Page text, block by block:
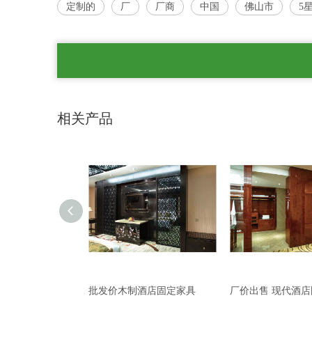
定制的 厂 厂商 中国 佛山市 5
相关产品